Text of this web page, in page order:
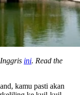
ini. Read the
kamu pasti akan